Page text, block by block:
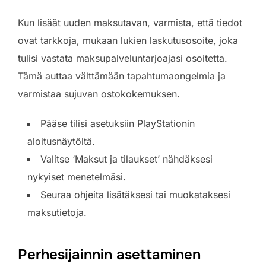
Kun lisäät uuden maksutavan, varmista, että tiedot
ovat tarkkoja, mukaan lukien laskutusosoite, joka
tulisi vastata maksupalveluntarjoajasi osoitetta.
Tämä auttaa välttämään tapahtumaongelmia ja
varmistaa sujuvan ostokokemuksen.
Pääse tilisi asetuksiin PlayStationin
aloitusnäytöltä.
Valitse ‘Maksut ja tilaukset’ nähdäksesi
nykyiset menetelmäsi.
Seuraa ohjeita lisätäksesi tai muokataksesi
maksutietoja.
Perhesijainnin asettaminen